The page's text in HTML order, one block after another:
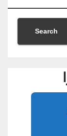
Search